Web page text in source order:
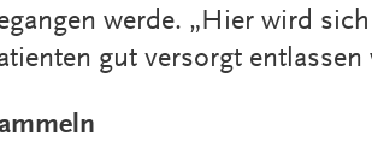
werde. „Hier wird
gut versorgt entlassen